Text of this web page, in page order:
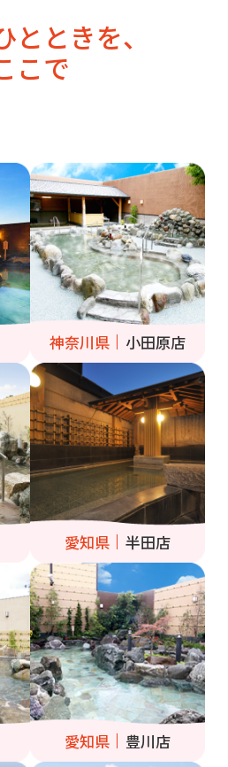
とときを、
こで
神奈川県 小田原店
愛知県 半田店
愛知県 豊川店